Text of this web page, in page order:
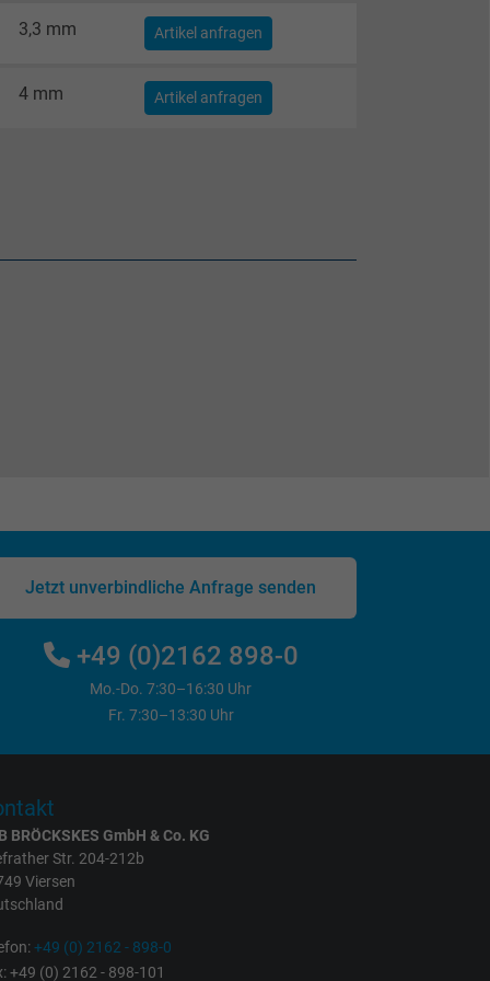
3,3 mm Artikel anfragen
4 mm Artikel anfragen
Jetzt unverbindliche Anfrage senden
+49 (0)2162 898-0
Mo.-Do. 7:30–16:30 Uhr
Fr. 7:30–13:30 Uhr
BRÖCKSKES GmbH & Co. KG
Str. 204-212b
Viersen
+49 (0) 2162 - 898-0
+49 (0) 2162 - 898-101